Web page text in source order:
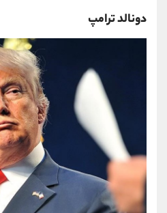
دونالد ترامپ